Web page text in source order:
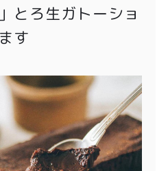
とろ生ガトーショ
す